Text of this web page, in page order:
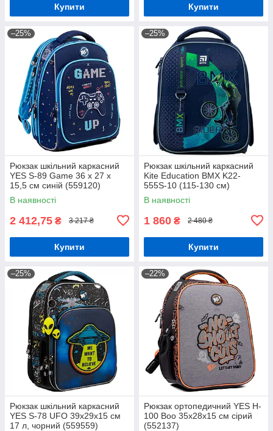
Купити Купити
–25%
Рюкзак шкільний каркасний
YES S-89 Game 36 x 27 x
15,5 см синій (559120)
В наявності
2 412,75 ₴ 3 217 ₴
Купити
–25%
Рюкзак шкільний каркасний
Kite Education BMX K22-
555S-10 (115-130 см)
В наявності
1 860 ₴ 2 480 ₴
Купити
–25%
Рюкзак шкільний каркасний
YES S-78 UFO 39х29х15 см
17 л, чорний (559559)
–22%
Рюкзак ортопедичний YES H-
100 Boo 35х28х15 см сірий
(552137)